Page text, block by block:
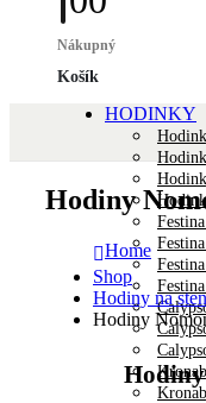
Nákupný
Košík
HODINKY
Hodiny
Home
Shop
Hodiny na
Hodiny